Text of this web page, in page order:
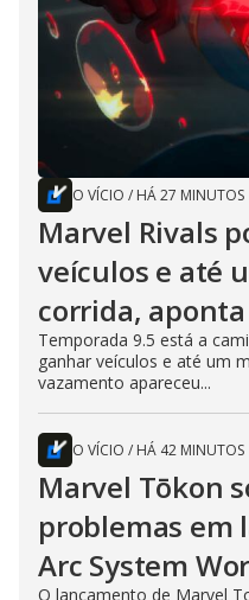
O VÍCIO / HÁ 27 MINUTOS
Marvel Rivals
veículos e até
corrida,
Temporada 9.5 está a
ganhar veículos e até um
vazamento apareceu...
O VÍCIO / HÁ 42 MINUTOS
Marvel Tōkon
problemas em
Arc System
O lançamento de Marvel